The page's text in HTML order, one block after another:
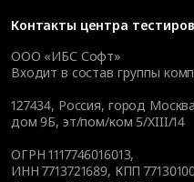
Контакты центра
ООО «ИБС Софт»
Входит в состав группы
127434, Россия, город Москва
дом 9Б, эт/пом/ком 5/XIII/14
ОГРН 1117746016013,
ИНН 7713721689, КПП